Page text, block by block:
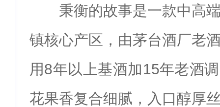
秉衡的故事是一款中高
镇核心产区，由茅台酒厂老
用8年以上基酒加15年老酒
花果香复合细腻，入口醇厚